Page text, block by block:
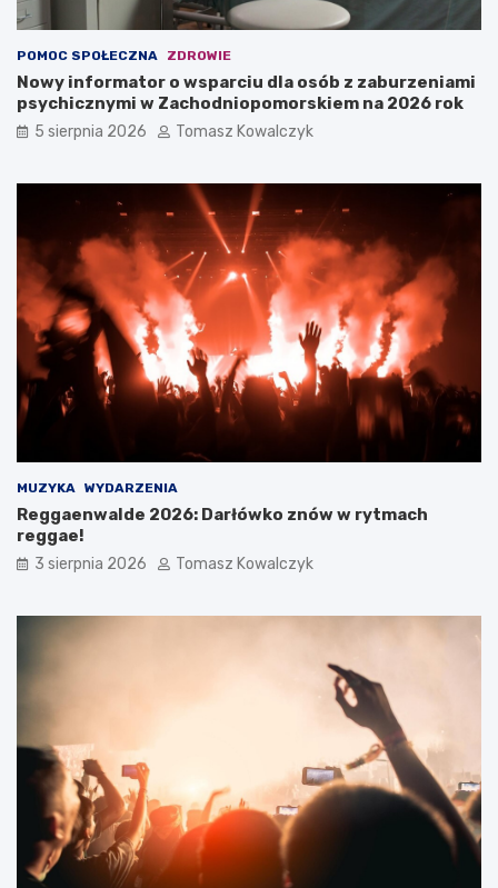
POMOC SPOŁECZNA ZDROWIE
Nowy informator o wsparciu dla osób z zaburzeniami
psychicznymi w Zachodniopomorskiem na 2026 rok
5 sierpnia 2026 Tomasz Kowalczyk
MUZYKA WYDARZENIA
Reggaenwalde 2026: Darłówko znów w rytmach
reggae!
3 sierpnia 2026 Tomasz Kowalczyk